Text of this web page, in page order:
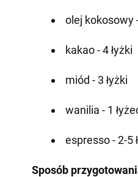
olej kokosowy
kakao - 4 łyżki
miód - 3 łyżki
wanilia - 1
espresso - 2-5
Sposób